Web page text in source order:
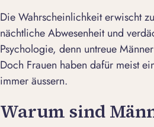
Die Wahrscheinlichkeit erwischt
nächtliche Abwesenheit und
Psychologie, denn untreue
Doch Frauen haben dafür meist
immer äussern.
Warum sind